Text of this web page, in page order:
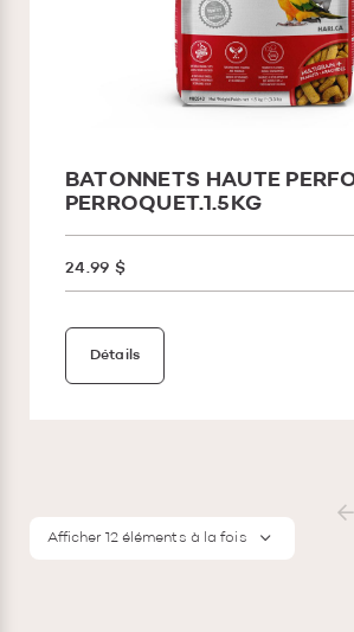
BATONNETS HAUTE
PERROQUET.1.5KG
24.99 $
Détails
Afficher 12 éléments à la fois